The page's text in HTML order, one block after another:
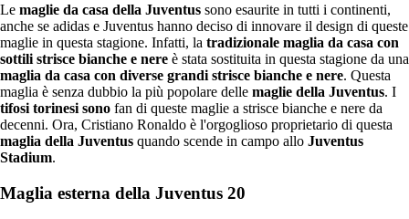
Le maglie da casa della Juventus sono esaurite in tutti i continenti,
anche se adidas e Juventus hanno deciso di innovare il design di queste
maglie in questa stagione. Infatti, la tradizionale maglia da casa con
sottili strisce bianche e nere è stata sostituita in questa stagione da una
maglia da casa con diverse grandi strisce bianche e nere. Questa
maglia è senza dubbio la più popolare delle maglie della Juventus. I
tifosi torinesi sono fan di queste maglie a strisce bianche e nere da
decenni. Ora, Cristiano Ronaldo è l'orgoglioso proprietario di questa
maglia della Juventus quando scende in campo allo Juventus
Stadium.
Maglia esterna della Juventus 20